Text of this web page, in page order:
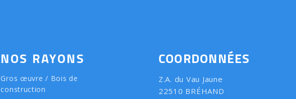
NOS RAYONS
Gros œuvre / Bois de
construction
COORDONNÉES
Z.A. du Vau Jaune
22510 BRÉHAND